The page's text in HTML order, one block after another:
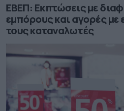
ΕΒΕΠ: Εκπτώσεις με
εμπόρους και αγορές με
τους καταναλωτές